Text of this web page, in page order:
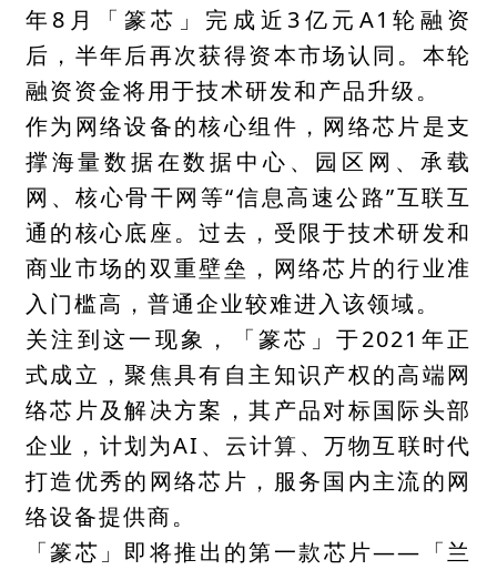
年8月「篆芯」完成近3亿元A1轮融资
后，半年后再次获得资本市场认同。本轮
融资资金将用于技术研发和产品升级。
作为网络设备的核心组件，网络芯片是支
撑海量数据在数据中心、园区网、承载
网、核心骨干网等“信息高速公路”互联互
通的核心底座。过去，受限于技术研发和
商业市场的双重壁垒，网络芯片的行业准
入门槛高，普通企业较难进入该领域。
关注到这一现象，「篆芯」于2021年正
式成立，聚焦具有自主知识产权的高端网
络芯片及解决方案，其产品对标国际头部
企业，计划为AI、云计算、万物互联时代
打造优秀的网络芯片，服务国内主流的网
络设备提供商。
「篆芯」即将推出的第一款芯片——「兰